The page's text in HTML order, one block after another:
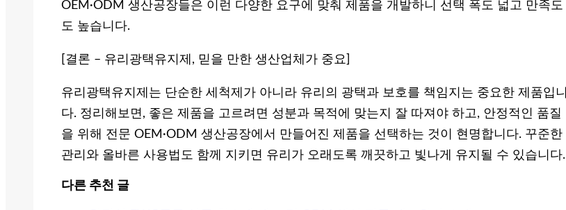
OEM·ODM 생산공장들은 이런 다양한 요구에 맞춰 제품을 개발하니 선택 폭도 넓고 만족도
도 높습니다.
[결론 – 유리광택유지제, 믿을 만한 생산업체가 중요]
유리광택유지제는 단순한 세척제가 아니라 유리의 광택과 보호를 책임지는 중요한 제품입니
다. 정리해보면, 좋은 제품을 고르려면 성분과 목적에 맞는지 잘 따져야 하고, 안정적인 품질
을 위해 전문 OEM·ODM 생산공장에서 만들어진 제품을 선택하는 것이 현명합니다. 꾸준한
관리와 올바른 사용법도 함께 지키면 유리가 오래도록 깨끗하고 빛나게 유지될 수 있습니다.
다른 추천 글